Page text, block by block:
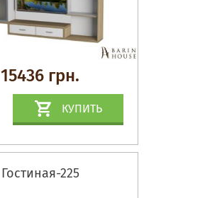
15436 грн.
КУПИТЬ
Гостиная-225